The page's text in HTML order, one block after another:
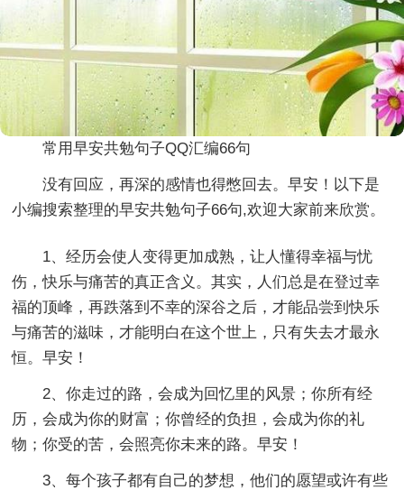
常用早安共勉句子QQ汇编66句
没有回应，再深的感情也得憋回去。早安！以下是
小编搜索整理的早安共勉句子66句,欢迎大家前来欣赏。
1、经历会使人变得更加成熟，让人懂得幸福与忧
伤，快乐与痛苦的真正含义。其实，人们总是在登过幸
福的顶峰，再跌落到不幸的深谷之后，才能品尝到快乐
与痛苦的滋味，才能明白在这个世上，只有失去才最永
恒。早安！
2、你走过的路，会成为回忆里的风景；你所有经
历，会成为你的财富；你曾经的负担，会成为你的礼
物；你受的苦，会照亮你未来的路。早安！
3、每个孩子都有自己的梦想，他们的愿望或许有些